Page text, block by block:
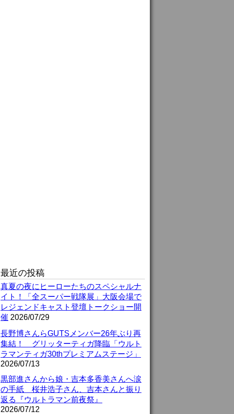
最近の投稿
真夏の夜にヒーローたちのスペシャルナ
イト！「全スーパー戦隊展」大阪会場で
レジェンドキャスト登壇トークショー開
催 2026/07/29
長野博さんらGUTSメンバー26年ぶり再
集結！ グリッターティガ降臨「ウルト
ラマンティガ30thプレミアムステージ」
2026/07/13
黒部進さんから娘・吉本多香美さんへ涙
の手紙 桜井浩子さん、吉本さんと振り
返る『ウルトラマン前夜祭』
2026/07/12